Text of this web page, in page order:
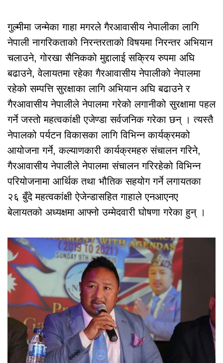
गुल्मीमा जन्मेका गाहा मगरले गैरआवासीय नेपालीका लागि
नेपाली नागरिकताको निरन्तरताको विषयमा निरन्तर अभियान
चलाउने, गोरखा सैनिकको मुद्दालाई सक्रिय रुपमा अघि
बढाउने, वेलायतमा रहेका गैरआवासीय नेपालीको नेपालमा
रहेको सम्पत्ति सुरक्षाका लागि अभियान अघि बढाउने र
गैरआवासीय नेपालीले नेपालमा गरेको लगानीको सुरक्षामा पहल
गर्ने जस्तो महत्वकांक्षी एजेण्डा सर्वजनिक गरेका छन् । त्यस्तै
नेपालको पर्यटन विकासका लागि विभिन्न कार्यक्रमको
आयोजना गर्ने, कल्याणकारी कार्यक्रमहरु संचालन गरिने,
गैरआवासीय नेपालीले नेपालमा संचालन गरिरहेको विभिन्न
परियोजनामा आर्थिक तथा भौतिक सहयोग गर्ने लगायतका
२६ बुँदे महत्वकांक्षी ऐजेन्डासहित गाहाले एनआएनए
बेलायतको अध्यक्षमा आफ्नो उम्मेदवारी घोषणा गरेका हुन् ।